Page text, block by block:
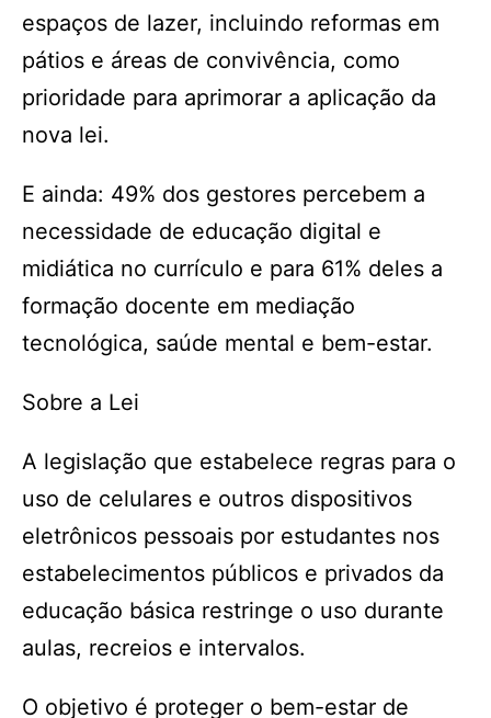
espaços de lazer, incluindo reformas em
pátios e áreas de convivência, como
prioridade para aprimorar a aplicação da
nova lei.
E ainda: 49% dos gestores percebem a
necessidade de educação digital e
midiática no currículo e para 61% deles a
forma­ção docente em mediação
tecnológica, saúde mental e bem-estar.
Sobre a Lei
A legislação que estabelece regras para o
uso de celulares e outros dispositivos
eletrônicos pessoais por estudantes nos
estabelecimentos públicos e privados da
educação básica restringe o uso durante
aulas, recreios e intervalos.
O objetivo é proteger o bem-estar de